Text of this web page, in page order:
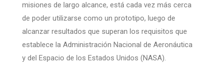
misiones de largo alcance, está cada vez más cerca
de poder utilizarse como un prototipo, luego de
alcanzar resultados que superan los requisitos que
establece la Administración Nacional de Aeronáutica
y del Espacio de los Estados Unidos (NASA).